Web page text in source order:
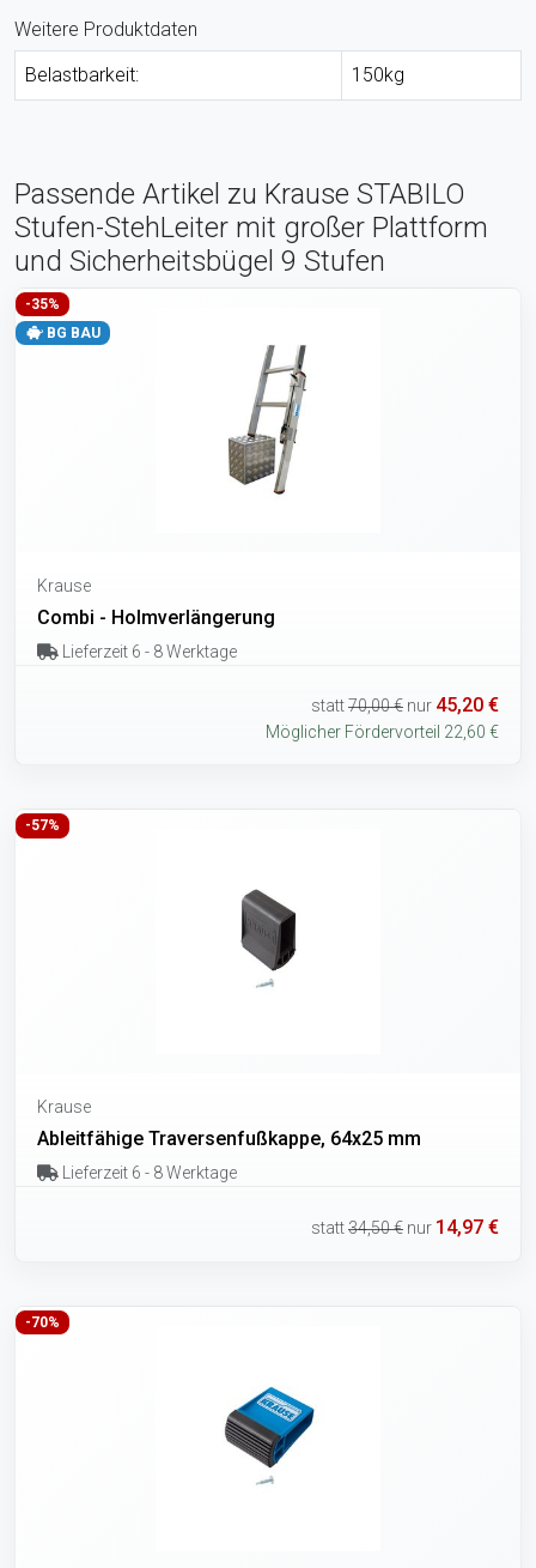
Weitere Produktdaten
Belastbarkeit:
150kg
Passende Artikel zu Krause STABILO
Stufen-StehLeiter mit großer Plattform
und Sicherheitsbügel 9 Stufen
-35%
BG BAU
Krause
Combi - Holmverlängerung
Lieferzeit 6 - 8 Werktage
statt70,00 € nur 45,20 €
Möglicher Fördervorteil 22,60 €
-57%
Krause
Ableitfähige Traversenfußkappe, 64x25 mm
Lieferzeit 6 - 8 Werktage
statt34,50 € nur 14,97 €
-70%